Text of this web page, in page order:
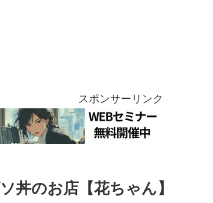
スポンサーリンク
丼のお店【花ちゃん】